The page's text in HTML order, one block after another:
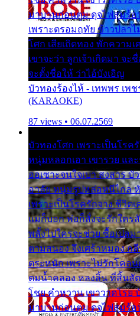
มาบานก่อนตูม ดุจไฟสุมร้อ
เพราะตรอมฤทัย ข้าวปลา
โศก เสียเถิดทอง พักความ
เขาจะว่า ลูกเจ้าเกิดมา จะ
จะตั้งชื่อให้ ว่าไอ้บังเอิญ
บัวทองร้องไห้ - เทพพร เพ
(KARAOKE)
87 views • 06.07.2569
บัวทองโศก เพราะเป็นโร
หนุ่มหลอกเอา เขารวย แล
ออเซาะจนใจเบา สงสาร บั
อาลัย หนุ่มรูปหล่อหนีไกล
เพราะเป็นโรครักจาง ชีวิต
แม่ก็บอก พ่อก็สั่งจะรักใคร
พลั้งไปใครจะช่วย ซื้อเปลม
ตามสนอง จึงเศร้าหมอง ก
ตระหนัก เพราะไม่รักโคล
ตมน้ำคลอง หลงลิ้น ที่สิ้นสั
โชย คำหวาน เขาวาดโรย
มาบานก่อนตูม ดุจไฟสุมร้อ